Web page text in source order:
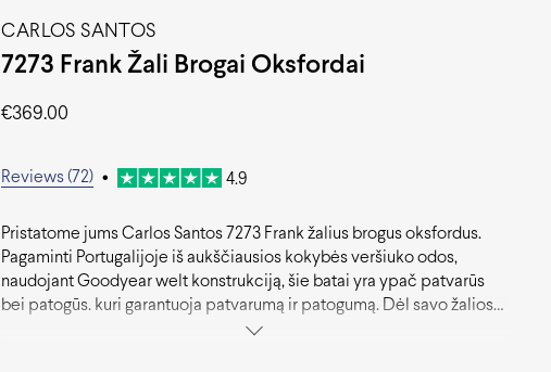
CARLOS SANTOS
7273 Frank Žali Brogai Oksfordai
€369.00
Reviews (72) • 4.9
Pristatome jums Carlos Santos 7273 Frank žalius brogus oksfordus.
Pagaminti Portugalijoje iš aukščiausios kokybės veršiuko odos,
naudojant Goodyear welt konstrukciją, šie batai yra ypač patvarūs
bei patogūs. kuri garantuoja patvarumą ir patogumą. Dėl savo žalios
spalvos šie oksfordai yra puikus pasirinkimas tiems, kurie nori